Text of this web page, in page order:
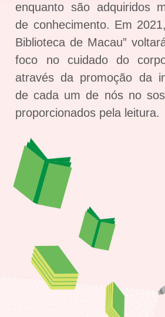
enquanto são adquiridos
de conhecimento. Em
Biblioteca de Macau”
foco no cuidado do
através da promoção da
de cada um de nós no
proporcionados pela leitura.